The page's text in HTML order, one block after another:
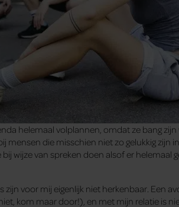
helemaal volplannen, omdat ze bang
mensen die misschien niet zo gelukkig zijn
wijze van spreken doen alsof er helemaal
zijn voor mij eigenlijk niet herkenbaar. Een
kom maar door!), en met mijn relatie is